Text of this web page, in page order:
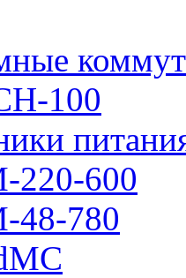
100
220-600
48-780